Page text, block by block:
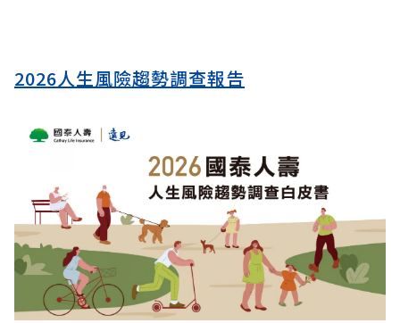
2026人生風險趨勢調查報告